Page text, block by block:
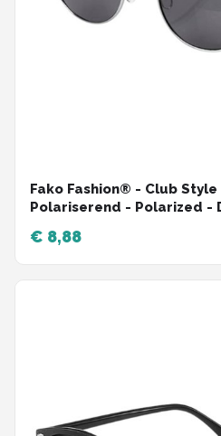
Fako Fashion® - Club
Polariserend - Polarized -
€ 8,88